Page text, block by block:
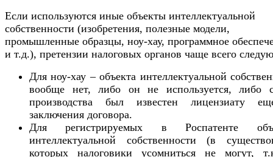
Если используются иные объекты интеллектуальной
собственности (изобретения, полезные модели,
промышленные образцы, ноу-хау, программное
и т.д.), претензии налоговых органов чаще всего
Для ноу-хау – объекта интеллектуальной
вообще нет, либо он не используется, либо
производства был известен лицензиату
заключения договора.
Для регистрируемых в Роспатенте
интеллектуальной собственности (в
которых налоговики усомниться не могут,